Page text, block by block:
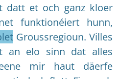
datt et och ganz kloer
funktionéiert hunn,
Groussregioun. Villes
an elo sinn dat alles
mir haut däerfe